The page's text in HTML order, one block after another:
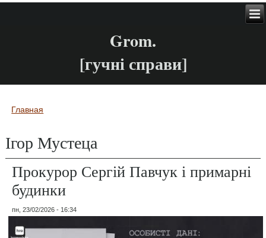
Grom.
[гучні справи]
Вы здесь
Главная
Ігор Мустеца
Прокурор Сергій Павчук і примарні
будинки
пн, 23/02/2026 - 16:34